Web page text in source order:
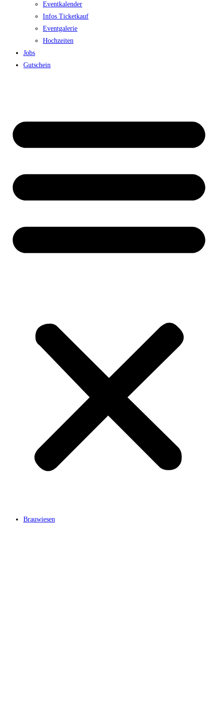
Eventkalender
Infos Ticketkauf
Eventgalerie
Hochzeiten
Jobs
Gutschein
Brauwiesen